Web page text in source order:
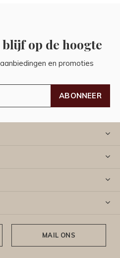
op de hoogte
en promoties
ABONNEER
MAIL ONS